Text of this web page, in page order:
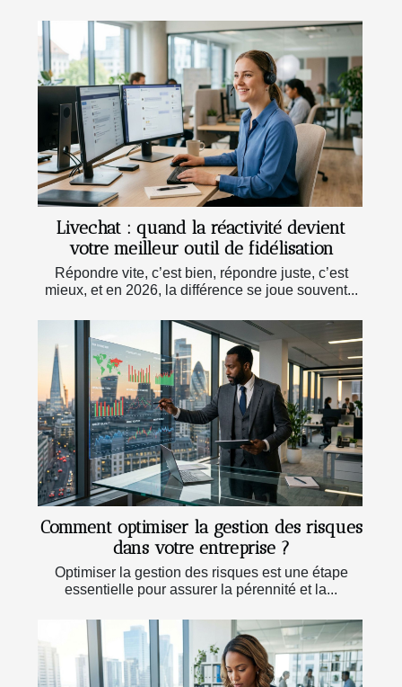
Livechat : quand la réactivité devient
votre meilleur outil de fidélisation
Répondre vite, c’est bien, répondre juste, c’est
mieux, et en 2026, la différence se joue souvent...
Comment optimiser la gestion des risques
dans votre entreprise ?
Optimiser la gestion des risques est une étape
essentielle pour assurer la pérennité et la...